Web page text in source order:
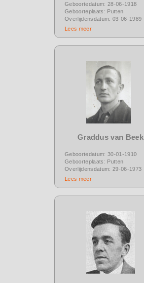
Geboortedatum: 28-06-1918
Geboorteplaats: Putten
Overlijdensdatum: 03-06-1989
Lees meer
Graddus van Beek
Geboortedatum: 30-01-1910
Geboorteplaats: Putten
Overlijdensdatum: 29-06-1973
Lees meer